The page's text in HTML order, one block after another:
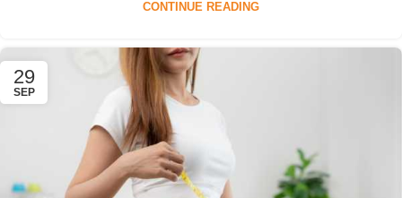
CONTINUE READING
29
SEP